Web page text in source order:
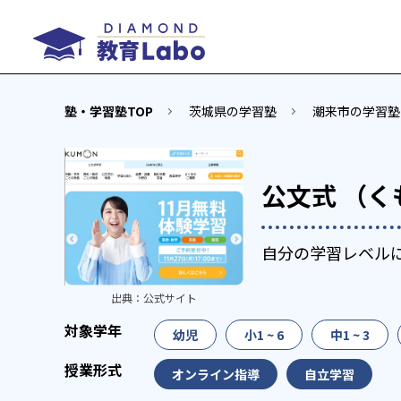
塾・学習塾TOP 茨城県の学習塾 潮来市の学習塾
公文式 （
自分の学習レベル
出典： 公式サイト
幼児 小1 ~ 6 中1 ~ 3
オンライン指導 自立学習